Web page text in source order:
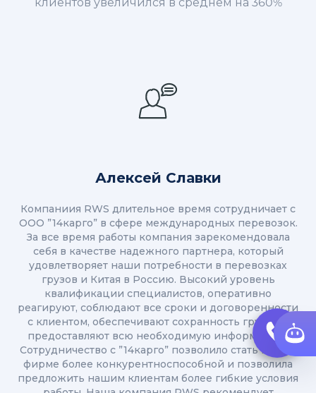
Алексей Славки
Компаниия RWS длительное время сотрудничает с
ООО ”14карго” в сфере международных перевозок.
За все время работы компания зарекомендовала
себя в качестве надежного партнера, который
удовлетворяет наши потребности в перевозках
грузов и Китая в Россию. Высокий уровень
квалификации специалистов, оперативно
реагируют, соблюдают все сроки и договоренности
с клиентом, обеспечивают сохранность грузов и
предоставляют всю необходимую информацию.
Сотрудничество с ”14карго” позволило стать нашей
фирме более конкурентноспособной и позволила
предложить нашим клиентам более гибкие условия